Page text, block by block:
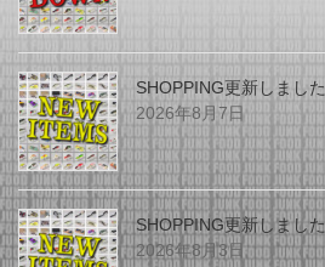
SHOPPING更新しました
2026年8月7日
SHOPPING更新しました
2026年8月3日